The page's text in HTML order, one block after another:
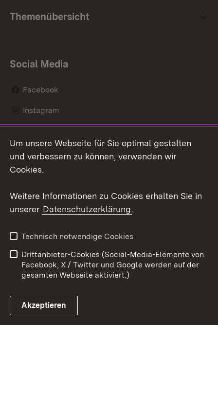
Themenübersicht
Social Media
Facebook
Instagram
Mastodon
Youtube
Link zum Landesportal
Kontakt
Datenschutz
Barrierefreiheit
Impressum Cookies
Um unsere Webseite für Sie optimal gestalten
und verbessern zu können, verwenden wir
Cookies.
Weitere Informationen zu Cookies erhalten Sie in
unserer Datenschutzerklärung.
Technisch notwendige Cookies
Drittanbieter-Cookies (Social-Media-Elemente von
Facebook, X / Twitter und Google werden auf der
gesamten Webseite aktiviert.)
Akzeptieren